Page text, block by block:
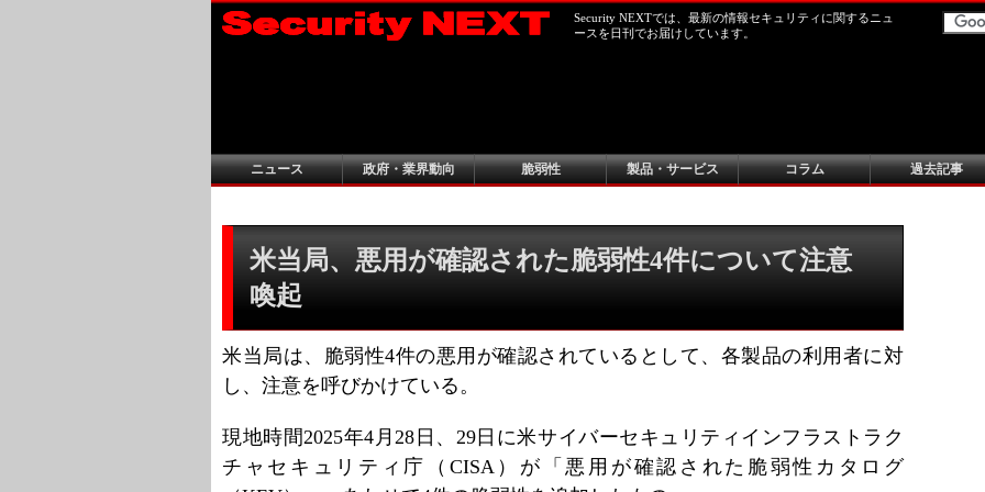
Security NEXTでは、最新の情報セキュリティに関するニュ
ースを日刊でお届けしています。
ニュース 政府・業界動向 脆弱性 製品・サービス コラム 過去記事
米当局、悪用が確認された脆弱性4件について注意
喚起
米当局は、脆弱性4件の悪用が確認されているとして、各製品の利用者に対
し、注意を呼びかけている。
現地時間2025年4月28日、29日に米サイバーセキュリティインフラストラク
チャセキュリティ庁（CISA）が「悪用が確認された脆弱性カタログ